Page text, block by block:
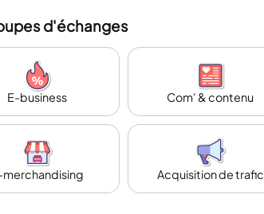
d'échanges
E-business Com' & contenu
merchandising Acquisition de trafic